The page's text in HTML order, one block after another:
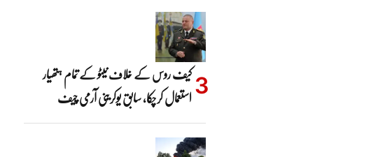
کیف روس کے خلاف نیٹو کے تمام ہتھیار
استعمال کرچکا، سابق یوکرینی آرمی چیف